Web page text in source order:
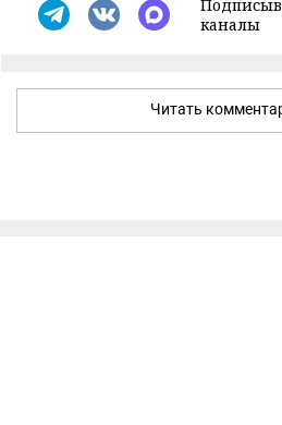
каналы
Читать